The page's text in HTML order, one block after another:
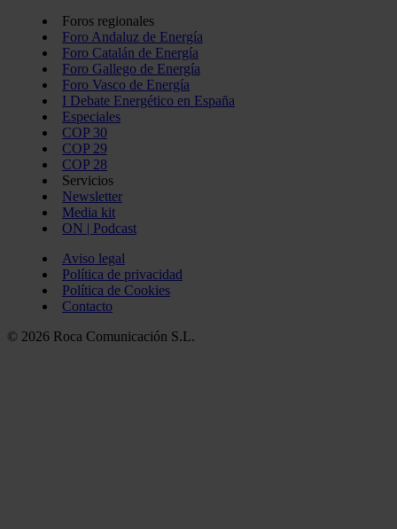
Foros regionales
Foro Andaluz de Energía
Foro Catalán de Energía
Foro Gallego de Energía
Foro Vasco de Energía
I Debate Energético en España
Especiales
COP 30
COP 29
COP 28
Servicios
Newsletter
Media kit
ON | Podcast
Aviso legal
Política de privacidad
Política de Cookies
Contacto
© 2026 Roca Comunicación S.L.